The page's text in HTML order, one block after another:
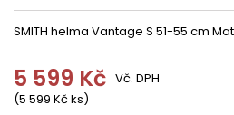
SMITH helma Vantage S 51-55 cm
5 599 Kč
(5 599 Kč ks)
Vč. DPH